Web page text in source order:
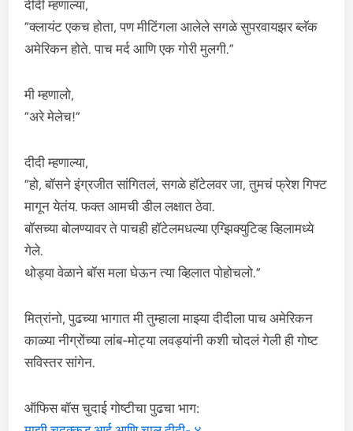
दीदी म्हणाल्या,
“क्लायंट एकच होता, पण मीटिंगला आलेले सगळे सुपरवायझर ब्लॅक
अमेरिकन होते. पाच मर्द आणि एक गोरी मुलगी.”
मी म्हणालो,
“अरे मेलेच!”
दीदी म्हणाल्या,
“हो, बॉसने इंग्रजीत सांगितलं, सगळे हॉटेलवर जा, तुमचं फ्रेश गिफ्ट
मागून येतंय. फक्त आमची डील लक्षात ठेवा.
बॉसच्या बोलण्यावर ते पाचही हॉटेलमधल्या एग्झिक्युटिव्ह व्हिलामध्ये
गेले.
थोड्या वेळाने बॉस मला घेऊन त्या व्हिलात पोहोचलो.”
मित्रांनो, पुढच्या भागात मी तुम्हाला माझ्या दीदीला पाच अमेरिकन
काळ्या नीग्रोंच्या लांब-मोट्या लवड्यांनी कशी चोदलं गेली ही गोष्ट
सविस्तर सांगेन.
ऑफिस बॉस चुदाई गोष्टीचा पुढचा भाग: